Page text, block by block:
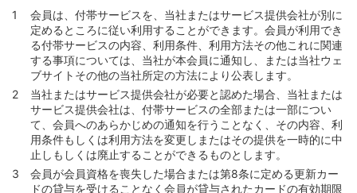
法）
第48条 （通信販売等加盟店とカード情報の登録）
第49条 （継続課金取引の場合におけるショッピングの利
用方法の特則）
第50条 （継続課金取引の終了等）
第51条 （ショッピング利用時の本人確認等）
第52条 （ショッピング利用に係る禁止行為等）
第53条 （会員の責によらないショッピングの利用の制
限）
会員は、付帯サービスを、当社またはサービス提供会社が別に
定めるところに従い利用することができます。会員が利用でき
る付帯サービスの内容、利用条件、利用方法その他これに関連
する事項については、当社が本会員に通知し、または当社ウェ
ブサイトその他の当社所定の方法により公表します。
当社またはサービス提供会社が必要と認めた場合、当社または
サービス提供会社は、付帯サービスの全部または一部につい
て、会員へのあらかじめの通知を行うことなく、その内容、利
用条件もしくは利用方法を変更しまたはその提供を一時的に中
止しもしくは廃止することができるものとします。
会員が会員資格を喪失した場合または第8条に定める更新カー
ドの貸与を受けることなく会員が貸与されたカードの有効期限